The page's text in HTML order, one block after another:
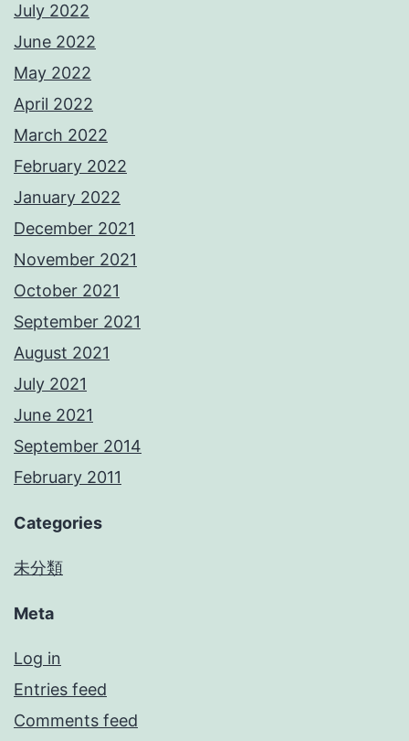
July 2022
June 2022
May 2022
April 2022
March 2022
February 2022
January 2022
December 2021
November 2021
October 2021
September 2021
August 2021
July 2021
June 2021
September 2014
February 2011
Categories
未分類
Meta
Log in
Entries feed
Comments feed